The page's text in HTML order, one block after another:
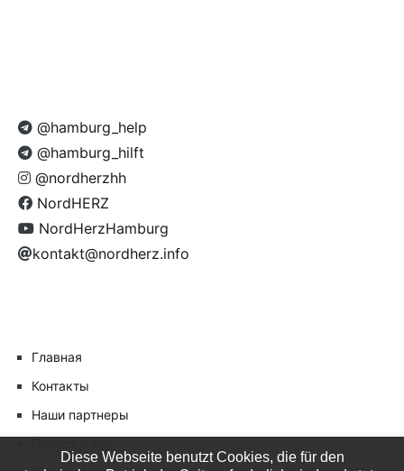
@hamburg_help
@hamburg_hilft
@nordherzhh
NordHERZ
NordHerzHamburg
kontakt@nordherz.info
Главная
Контакты
Наши партнеры
Diese Webseite benutzt Cookies, die für den